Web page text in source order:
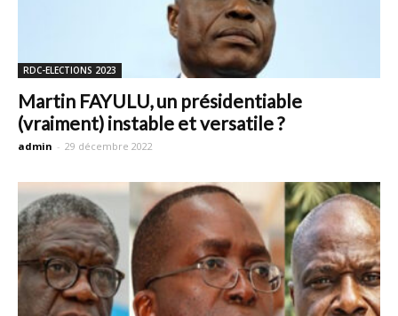
RDC-ELECTIONS 2023
Martin FAYULU, un présidentiable
(vraiment) instable et versatile ?
admin - 29 décembre 2022